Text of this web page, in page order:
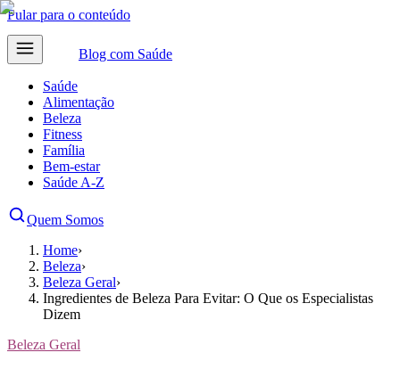
Pular para o conteúdo
Blog com Saúde
Saúde
Alimentação
Beleza
Fitness
Família
Bem-estar
Saúde A-Z
Quem Somos
Home›
Beleza›
Beleza Geral›
Ingredientes de Beleza Para Evitar: O Que os Especialistas
Dizem
Beleza Geral